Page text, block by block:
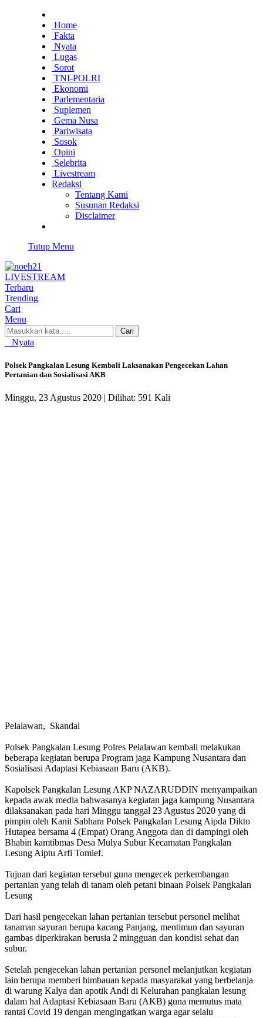
Home
Fakta
Nyata
Lugas
Sorot
TNI-POLRI
Ekonomi
Parlementaria
Suplemen
Gema Nusa
Pariwisata
Sosok
Opini
Selebrita
Livestream
Redaksi
Tentang Kami
Susunan Redaksi
Disclaimer
Tutup Menu
LIVESTREAM
Terbaru
Trending
Cari
Menu
Cari
Nyata
Polsek Pangkalan Lesung Kembali Laksanakan Pengecekan Lahan
Pertanian dan Sosialisasi AKB
Minggu, 23 Agustus 2020 | Dilihat: 591 Kali
Pelalawan, Skandal
Polsek Pangkalan Lesung Polres Pelalawan kembali melakukan
beberapa kegiatan berupa Program jaga Kampung Nusantara dan
Sosialisasi Adaptasi Kebiasaan Baru (AKB).
Kapolsek Pangkalan Lesung AKP NAZARUDDIN menyampaikan
kepada awak media bahwasanya kegiatan jaga kampung Nusantara
dilaksanakan pada hari Minggu tanggal 23 Agustus 2020 yang di
pimpin oleh Kanit Sabhara Polsek Pangkalan Lesung Aipda Dikto
Hutapea bersama 4 (Empat) Orang Anggota dan di dampingi oleh
Bhabin kamtibmas Desa Mulya Subur Kecamatan Pangkalan
Lesung Aiptu Arfi Tomief.
Tujuan dari kegiatan tersebut guna mengecek perkembangan
pertanian yang telah di tanam oleh petani binaan Polsek Pangkalan
Lesung
Dari hasil pengecekan lahan pertanian tersebut personel melihat
tanaman sayuran berupa kacang Panjang, mentimun dan sayuran
gambas diperkirakan berusia 2 mingguan dan kondisi sehat dan
subur.
Setelah pengecekan lahan pertanian personel melanjutkan kegiatan
lain berupa memberi himbauan kepada masyarakat yang berbelanja
di warung Kalya dan apotik Andi di Kelurahan pangkalan lesung
dalam hal Adaptasi Kebiasaan Baru (AKB) guna memutus mata
rantai Covid 19 dengan mengingatkan warga agar selalu